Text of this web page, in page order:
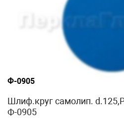
Ф-0905
Шлиф.круг самолип.
Ф-0905